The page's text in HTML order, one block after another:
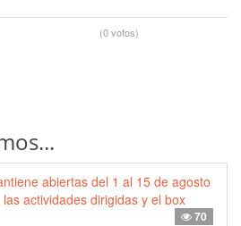
(0 votos)
abiertas del 1 al 15 de agosto
actividades dirigidas y el box
70